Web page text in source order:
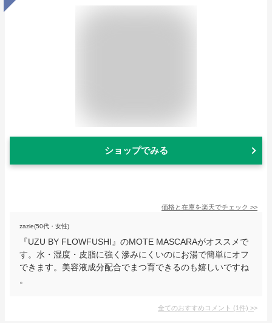
ショップでみる
価格と在庫を楽天でチェック >>
zazie(50代・女性)
『UZU BY FLOWFUSHI』のMOTE MASCARAがオススメで
す。水・湿度・皮脂に強く滲みにくいのにお湯で簡単にオフ
できます。美容液成分配合でまつ育できるのも嬉しいですね
。
全てのおすすめコメント (1件) >